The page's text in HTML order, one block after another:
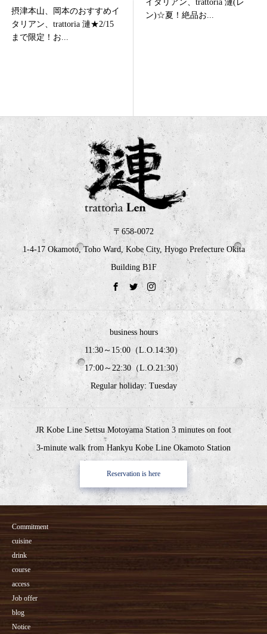
イタリアン、trattoria 漣(レ
ン)☆夏！絶品お...
タリアン、trattoria 漣の2020
年12月の宴...
〒658-0072
1-4-17 Okamoto, Toho Ward, Kobe City, Hyogo Prefecture Okita
Building B1F
business hours
11:30～15:00（L.O.14:30）
17:00～22:30（L.O.21:30）
Regular holiday: Tuesday
JR Kobe Line Settsu Motoyama Station 3 minutes on foot
3-minute walk from Hankyu Kobe Line Okamoto Station
Reservation is here
Commitment
cuisine
drink
course
access
Job offer
blog
Notice